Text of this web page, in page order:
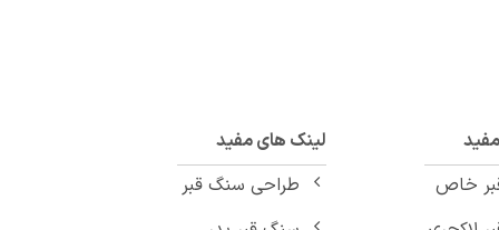
خاص
لینک های مفید
طراحی سنگ قبر